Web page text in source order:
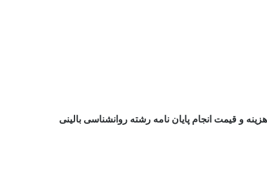
هزینه و قیمت انجام پایان نامه رشته روانشناسی بالینی